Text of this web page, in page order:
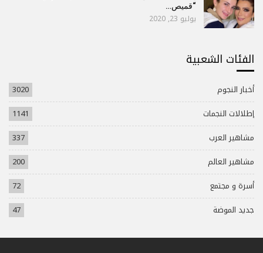
“قميص…
يوليو 23, 2020
الفئات الشعبية
أخبار النجوم
3020
إطلالات النجمات
1141
مشاهير العرب
337
مشاهير العالم
200
أسرة و مجتمع
72
جديد الموضة
47